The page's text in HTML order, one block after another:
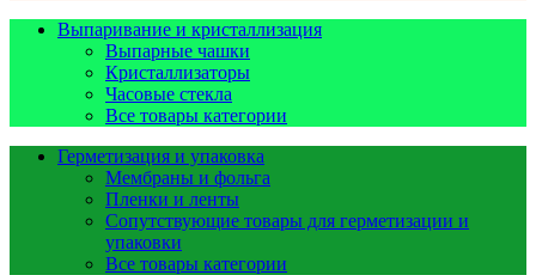
Выпаривание и кристаллизация
Выпарные чашки
Кристаллизаторы
Часовые стекла
Все товары категории
Герметизация и упаковка
Мембраны и фольга
Пленки и ленты
Сопутствующие товары для герметизации и
упаковки
Все товары категории